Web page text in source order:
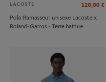
LACOSTE 120,00 €
Polo Ramasseur unisexe Lacoste x
Roland-Garros - Terre battue